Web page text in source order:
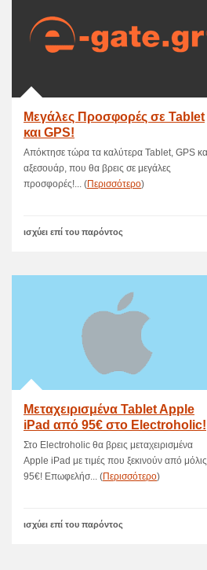
Μεγάλες Προσφορές σε Tablet
και GPS!
Απόκτησε τώρα τα καλύτερα Tablet, GPS
αξεσουάρ, που θα βρεις σε μεγάλες
προσφορές!... (Περισσότερο)
ισχύει επί του παρόντος
Μεταχειρισμένα Tablet Apple
iPad από 95€ στο Electroholic!
Στο Electroholic θα βρεις μεταχειρισμένα
Apple iPad με τιμές που ξεκινούν από μόλις
95€! Επωφελήσ... (Περισσότερο)
ισχύει επί του παρόντος